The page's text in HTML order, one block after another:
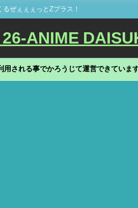
ぜぇぇぇっとZプラス！
ANIME
される事でかろうじて運営できていま